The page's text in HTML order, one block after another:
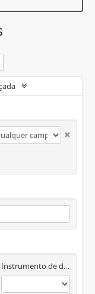
Instrumento de descrição documental